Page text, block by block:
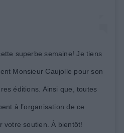
superbe semaine! Je tiens
Monsieur Caujolle pour son
éditions. Ainsi que, toutes
à l’organisation de ce
votre soutien. À bientôt!